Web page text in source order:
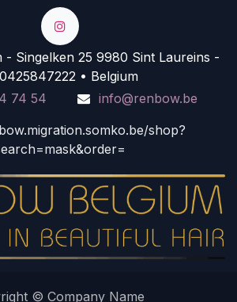
- Singelken 25 9980 Sint Laureins -
• Belgium
74 54
info@renbow.be
shop?
© Company Name